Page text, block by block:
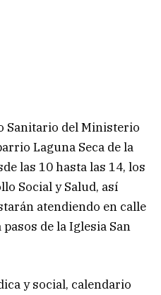
Sanitario del Ministerio
Laguna Seca de la
las 10 hasta las 14, los
Social y Salud, así
atendiendo en calle
de la Iglesia San
y social, calendario